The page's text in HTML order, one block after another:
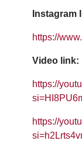
Instagram
https://
Video link:
https://
https://